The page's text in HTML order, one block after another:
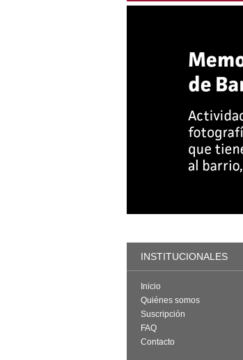
INSTITUCIONALES
Inicio
Quiénes somos
Suscripción
FAQ
Contacto